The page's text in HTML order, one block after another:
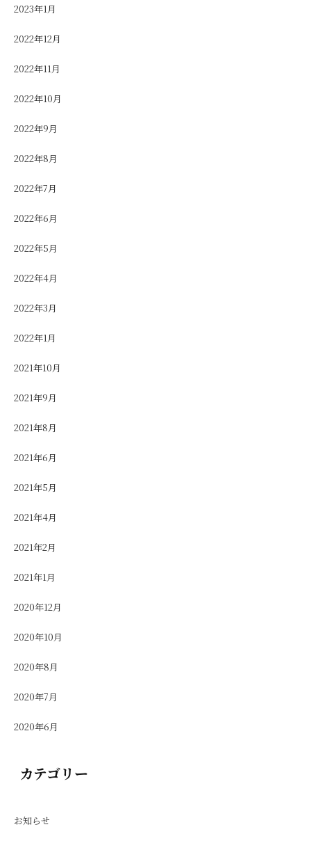
2023年1月
2022年12月
2022年11月
2022年10月
2022年9月
2022年8月
2022年7月
2022年6月
2022年5月
2022年4月
2022年3月
2022年1月
2021年10月
2021年9月
2021年8月
2021年6月
2021年5月
2021年4月
2021年2月
2021年1月
2020年12月
2020年10月
2020年8月
2020年7月
2020年6月
カテゴリー
お知らせ